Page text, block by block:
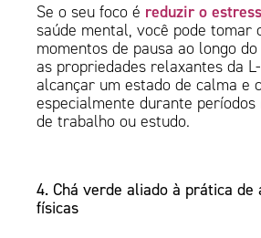
Se o seu foco é reduzir o
saúde mental, você pode tomar
momentos de pausa ao longo
as propriedades relaxantes da
alcançar um estado de calma e
especialmente durante períodos
de trabalho ou estudo.
4. Chá verde aliado à prática de
físicas